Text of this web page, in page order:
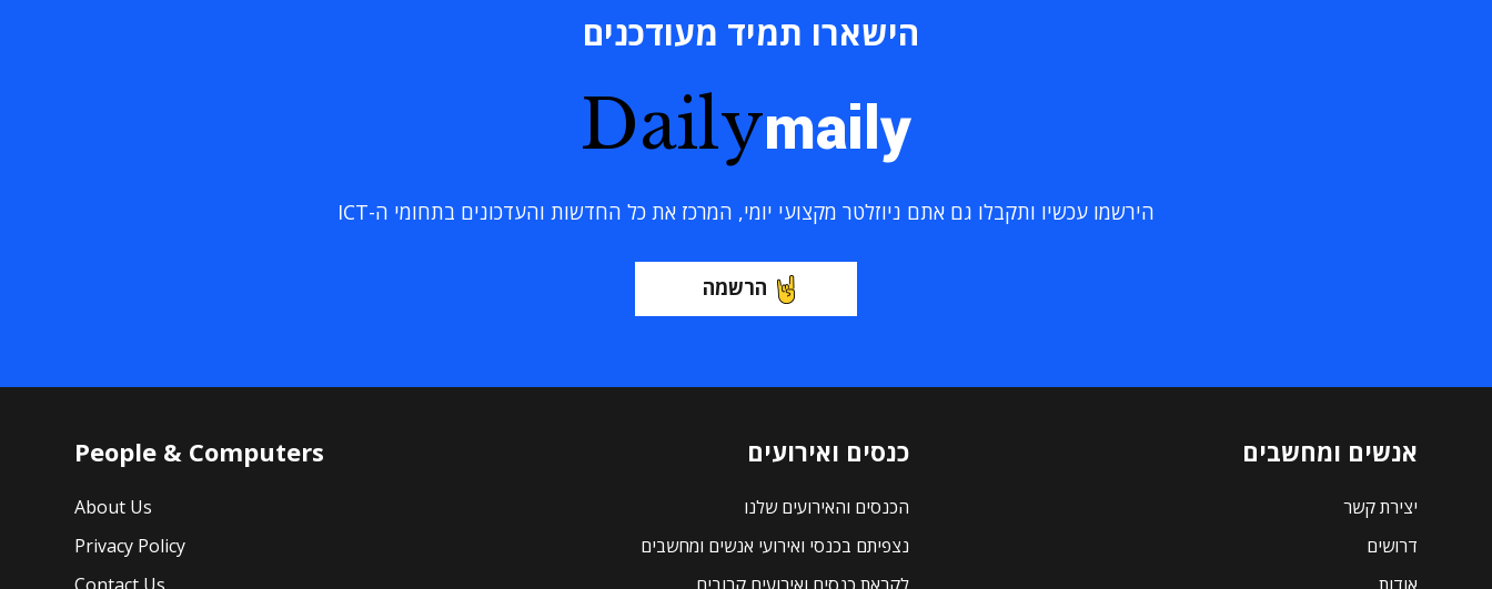
הישארו תמיד מעודכנים
Dailymaily
הירשמו עכשיו ותקבלו גם אתם ניוזלטר מקצועי יומי, המרכז את כל החדשות והעדכונים בתחומי ה-ICT
הרשמה
אנשים ומחשבים
יצירת קשר
דרושים
כנסים ואירועים
הכנסים והאירועים שלנו
נצפיתם בכנסי ואירועי אנשים ומחשבים
People & Computers
About Us
Privacy Policy